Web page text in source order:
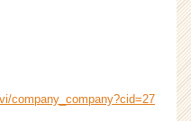
company_company?cid=27